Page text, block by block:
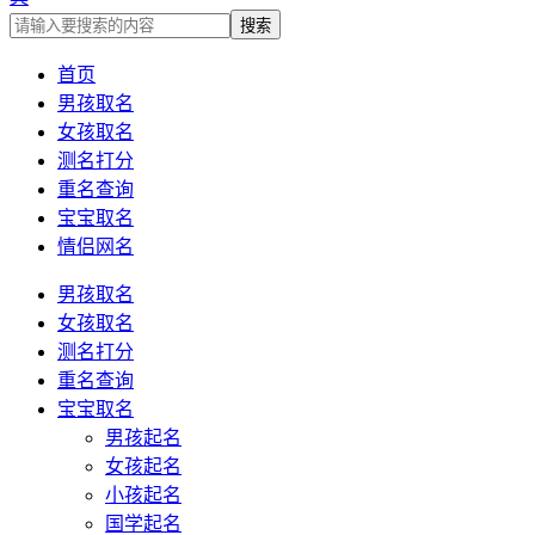
首页
男孩取名
女孩取名
测名打分
重名查询
宝宝取名
情侣网名
男孩取名
女孩取名
测名打分
重名查询
宝宝取名
男孩起名
女孩起名
小孩起名
国学起名